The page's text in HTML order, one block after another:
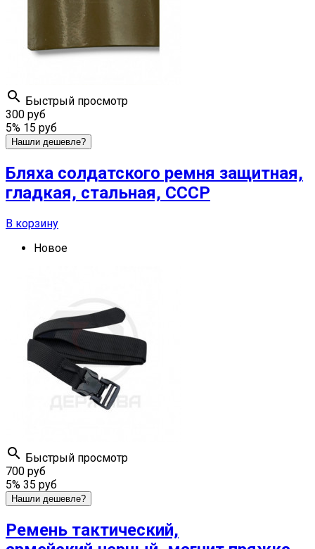
 Быстрый просмотр
300 руб
5% 15 руб
Нашли дешевле?
Бляха солдатского ремня защитная,
гладкая, стальная, СССР
В корзину
Новое
 Быстрый просмотр
700 руб
5% 35 руб
Нашли дешевле?
Ремень тактический,